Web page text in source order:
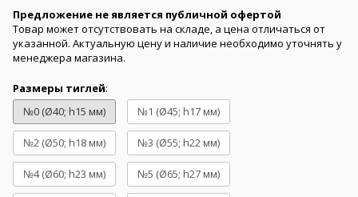
Предложение не является публичной офертой
Товар может отсутствовать на складе, а цена отличаться от
указанной. Актуальную цену и наличие необходимо уточнять у
менеджера магазина.
Размеры тиглей:
№0 (Ø40; h15 мм)
№1 (Ø45; h17 мм)
№2 (Ø50; h18 мм) №3 (Ø55; h22 мм)
№4 (Ø60; h23 мм) №5 (Ø65; h27 мм)